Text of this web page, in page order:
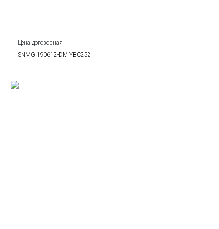
Цена договорная
SNMG 190612-DM YBC252